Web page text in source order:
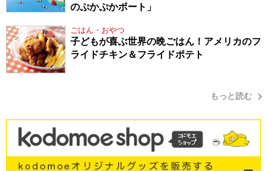
のぷかぷかボート」
ごはん・おやつ
子どもが喜ぶ世界の晩ごはん！アメリカのフ
ライドチキン＆フライドポテト
もっと読む